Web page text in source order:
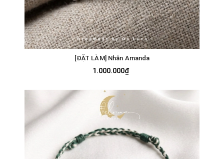
[ĐẶT LÀM] Nhẫn Amanda
1.000.000₫